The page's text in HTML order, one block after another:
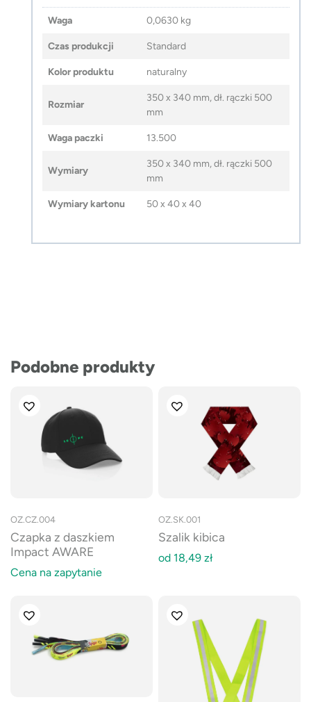
Waga 0,0630 kg
Czas produkcji Standard
Kolor produktu naturalny
Rozmiar
350 x 340 mm, dł. rączki 500
mm
Waga paczki 13.500
Wymiary
350 x 340 mm, dł. rączki 500
mm
Wymiary kartonu 50 x 40 x 40
Podobne produkty
OZ.CZ.004
Czapka z daszkiem
Impact AWARE
Cena na zapytanie
OZ.SK.001
Szalik kibica
od 18,49 zł